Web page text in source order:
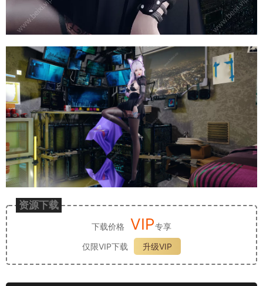
资源下载
下载价格 VIP专享
仅限VIP下载
升级VIP